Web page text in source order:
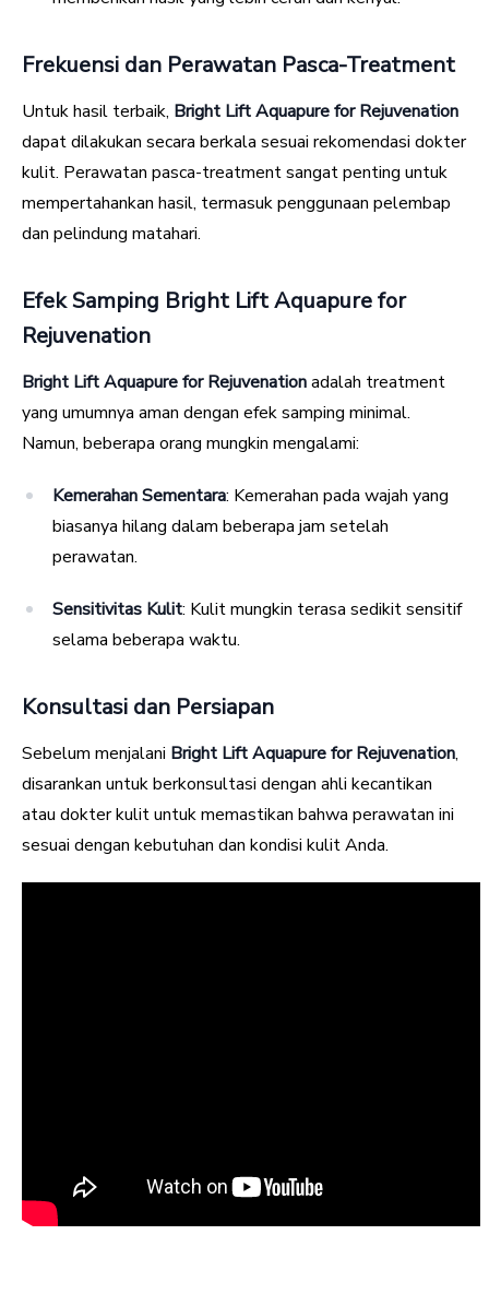
Frekuensi dan Perawatan Pasca-Treatment
Untuk hasil terbaik, Bright Lift Aquapure for Rejuvenation
dapat dilakukan secara berkala sesuai rekomendasi dokter
kulit. Perawatan pasca-treatment sangat penting untuk
mempertahankan hasil, termasuk penggunaan pelembap
dan pelindung matahari.
Efek Samping Bright Lift Aquapure for
Rejuvenation
Bright Lift Aquapure for Rejuvenationadalah treatment
yang umumnya aman dengan efek samping minimal.
Namun, beberapa orang mungkin mengalami:
Kemerahan Sementara: Kemerahan pada wajah yang
biasanya hilang dalam beberapa jam setelah
perawatan.
Sensitivitas Kulit: Kulit mungkin terasa sedikit sensitif
selama beberapa waktu.
Konsultasi dan Persiapan
Sebelum menjalani Bright Lift Aquapure for Rejuvenation,
disarankan untuk berkonsultasi dengan ahli kecantikan
atau dokter kulit untuk memastikan bahwa perawatan ini
sesuai dengan kebutuhan dan kondisi kulit Anda.